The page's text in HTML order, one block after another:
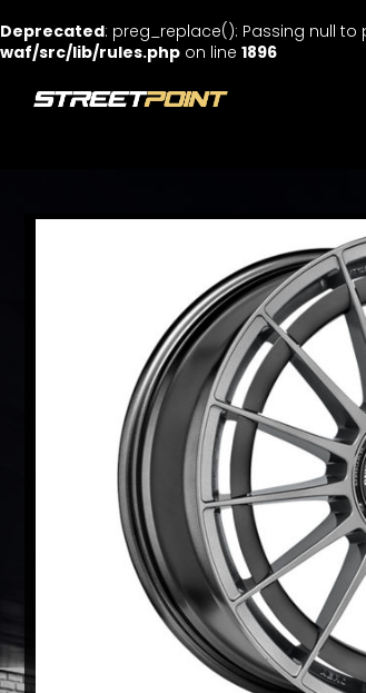
Deprecated: preg_replace(): Passing null
waf/src/lib/rules.php on line 1896